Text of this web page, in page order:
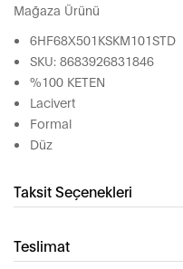
Mağaza Ürünü
6HF68X501KSKM101STD
SKU: 8683926831846
%100 KETEN
Lacivert
Formal
Düz
Taksit Seçenekleri
Teslimat